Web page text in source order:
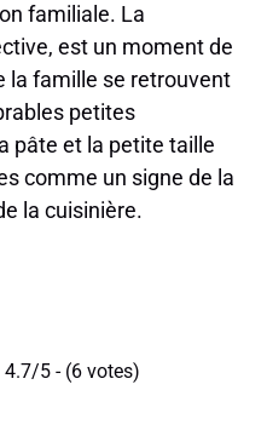
familiale. La
est un moment de
la famille se retrouvent
petites
pâte et la petite taille
comme un signe de la
la cuisinière.
4.7/5 - (6 votes)